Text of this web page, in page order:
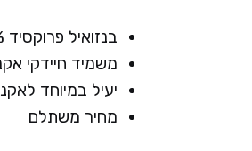
בנזואיל פרוקסיד 10% – הריכוז הגבוה ביותר הזמין ללא מרשם
משמיד חיידקי
יעיל במיוחד
מחיר משתלם